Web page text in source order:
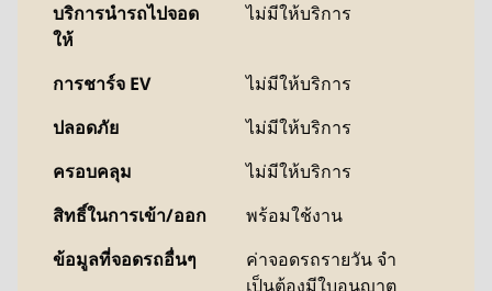
บริการนำรถไปจอด
ให้
ไม่มีให้บริการ
การชาร์จ EV
ไม่มีให้บริการ
ปลอดภัย
ไม่มีให้บริการ
ครอบคลุม
ไม่มีให้บริการ
สิทธิ์ในการเข้า/ออก
พร้อมใช้งาน
ข้อมูลที่จอดรถอื่นๆ
ค่าจอดรถรายวัน จํา
เป็นต้องมีใบอนุญาต